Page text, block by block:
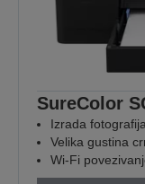
SureColor
Izrada
Velika gustina
Wi-Fi